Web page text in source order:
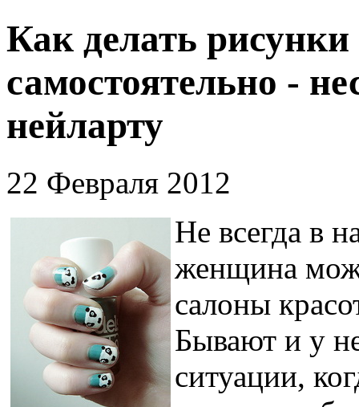
Как делать рисунки
самостоятельно -
нейларту
22 Февраля 2012
Не всегда в
женщина
салоны
Бывают и у
ситуации,